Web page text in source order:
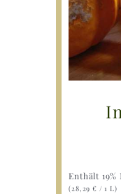
Enthält 19%
(28,29€ / 1 L)